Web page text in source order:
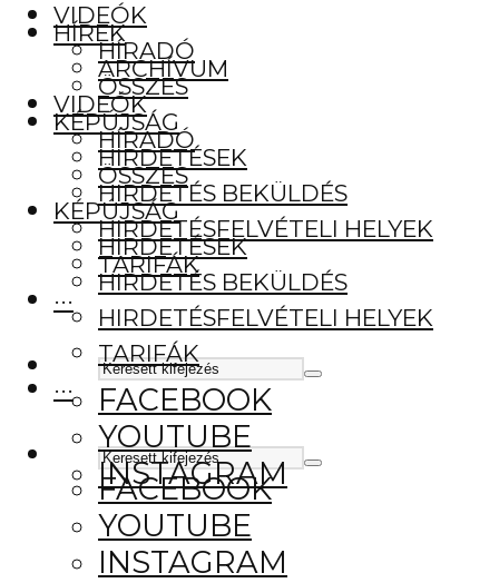
VIDEÓK
HÍRADÓ
ÖSSZES
KÉPÚJSÁG
HIRDETÉSEK
HIRDETÉS BEKÜLDÉS
HIRDETÉSFELVÉTELI HELYEK
TARIFÁK
···
FACEBOOK
YOUTUBE
INSTAGRAM
HÍREK
ARCHÍVUM
VIDEÓK
HÍRADÓ
ÖSSZES
KÉPÚJSÁG
HIRDETÉSEK
HIRDETÉS BEKÜLDÉS
HIRDETÉSFELVÉTELI HELYEK
TARIFÁK
···
FACEBOOK
YOUTUBE
INSTAGRAM